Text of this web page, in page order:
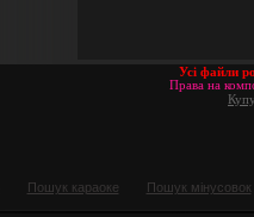
Усі файли
Права на
Пошук караоке Пошук мінусовок